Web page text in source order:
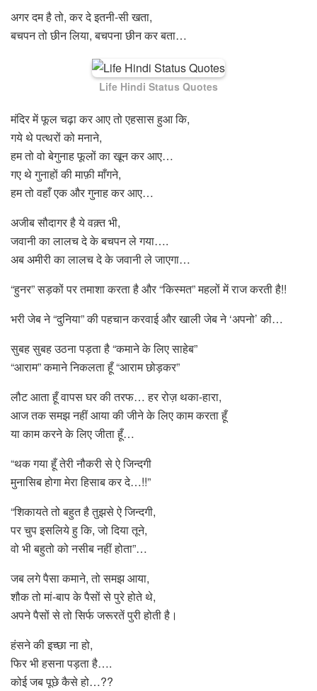
अगर दम है तो, कर दे इतनी-सी खता,
बचपन तो छीन लिया, बचपना छीन कर बता…
Life Hindi Status Quotes
मंदिर में फूल चढ़ा कर आए तो एहसास हुआ कि,
गये थे पत्थरों को मनाने,
हम तो वो बेगुनाह फूलों का खून कर आए…
गए थे गुनाहों की माफ़ी माँगने,
हम तो वहाँ एक और गुनाह कर आए…
अजीब सौदागर है ये वक़्त भी,
जवानी का लालच दे के बचपन ले गया….
अब अमीरी का लालच दे के जवानी ले जाएगा…
“हुनर” सड़कों पर तमाशा करता है और “किस्मत” महलों में राज करती है!!
भरी जेब ने “दुनिया” की पहचान करवाई और खाली जेब ने ‘अपनो’ की…
सुबह सुबह उठना पड़ता है “कमाने के लिए साहेब”
“आराम” कमाने निकलता हूँ “आराम छोड़कर”
लौट आता हूँ वापस घर की तरफ… हर रोज़ थका-हारा,
आज तक समझ नहीं आया की जीने के लिए काम करता हूँ
या काम करने के लिए जीता हूँ…
“थक गया हूँ तेरी नौकरी से ऐ जिन्दगी
मुनासिब होगा मेरा हिसाब कर दे…!!”
“शिकायते तो बहुत है तुझसे ऐ जिन्दगी,
पर चुप इसलिये हु कि, जो दिया तूने,
वो भी बहुतो को नसीब नहीं होता”…
जब लगे पैसा कमाने, तो समझ आया,
शौक तो मां-बाप के पैसों से पुरे होते थे,
अपने पैसों से तो सिर्फ जरूरतें पुरी होती है।
हंसने की इच्छा ना हो,
फिर भी हसना पड़ता है….
कोई जब पूछे कैसे हो…??